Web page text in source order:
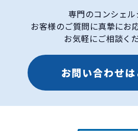
1996年5月に発売されたFFレイ
タイプのミニバン。ファミリー
月間販売台数1万台以上の大ヒ
2022年5月にフルモデルチェン
専門のコンシェル
お客様のご質問に真摯にお
お気軽にご相談く
お問い合わせは